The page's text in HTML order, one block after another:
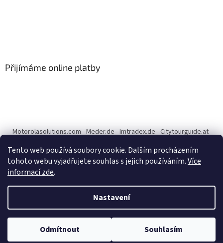
Tento web používá soubory cookie. Dalším procházením
tohoto webu vyjadřujete souhlas s jejich používáním.Více
informací zde.
Nastavení
Odmítnout Souhlasím
Přijímáme online platby
Motorolasolutions.com Meder.de Imtradex.de Citytourguide.at
Copyright 2026CENTERNET.cz. Všechna práva vyhrazena.Upravit